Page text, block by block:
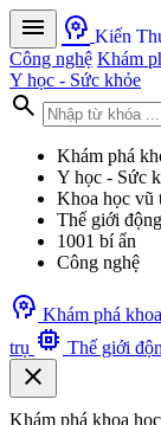
menu psychology Kiến
Công nghệ Khám
Y học - Sức khỏe
search
Khám phá
Y học - Sức
Khoa học vũ
Thế giới
1001 bí ẩn
Công nghệ
psychology Khám phá
trụ memory Thế giới
close
Khám phá khoa học